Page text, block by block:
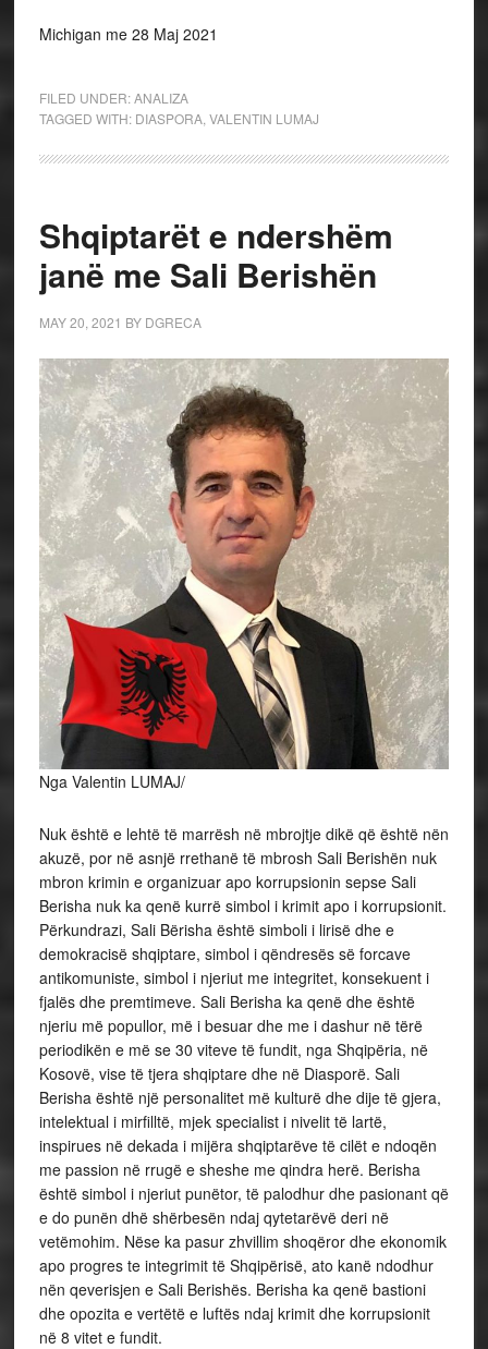
Michigan me 28 Maj 2021
FILED UNDER:ANALIZA
TAGGED WITH: DIASPORA, VALENTIN LUMAJ
Shqiptarët e ndershëm
janë me Sali Berishën
MAY 20, 2021 BY DGRECA
Nga Valentin LUMAJ/
Nuk është e lehtë të marrësh në mbrojtje dikë që është nën
akuzë, por në asnjë rrethanë të mbrosh Sali Berishën nuk
mbron krimin e organizuar apo korrupsionin sepse Sali
Berisha nuk ka qenë kurrë simbol i krimit apo i korrupsionit.
Përkundrazi, Sali Bërisha është simboli i lirisë dhe e
demokracisë shqiptare, simbol i qëndresës së forcave
antikomuniste, simbol i njeriut me integritet, konsekuent i
fjalës dhe premtimeve. Sali Berisha ka qenë dhe është
njeriu më popullor, më i besuar dhe me i dashur në tërë
periodikën e më se 30 viteve të fundit, nga Shqipëria, në
Kosovë, vise të tjera shqiptare dhe në Diasporë. Sali
Berisha është një personalitet më kulturë dhe dije të gjera,
intelektual i mirfilltë, mjek specialist i nivelit të lartë,
inspirues në dekada i mijëra shqiptarëve të cilët e ndoqën
me passion në rrugë e sheshe me qindra herë. Berisha
është simbol i njeriut punëtor, të palodhur dhe pasionant që
e do punën dhë shërbesën ndaj qytetarëvë deri në
vetëmohim. Nëse ka pasur zhvillim shoqëror dhe ekonomik
apo progres te integrimit të Shqipërisë, ato kanë ndodhur
nën qeverisjen e Sali Berishës. Berisha ka qenë bastioni
dhe opozita e vertëtë e luftës ndaj krimit dhe korrupsionit
në 8 vitet e fundit.